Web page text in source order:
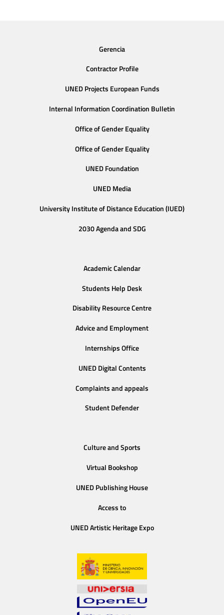
Gerencia
Contractor Profile
UNED Projects European Funds
Internal Information Coordination Bulletin
Office of Gender Equality
Office of Gender Equality
UNED Foundation
UNED Media
University Institute of Distance Education (IUED)
2030 Agenda and SDG
Academic Calendar
Students Help Desk
Disability Resource Centre
Advice and Employment
Internships Office
UNED Digital Contents
Complaints and appeals
Student Defender
Culture and Sports
Virtual Bookshop
UNED Publishing House
Access to
UNED Artistic Heritage Expo